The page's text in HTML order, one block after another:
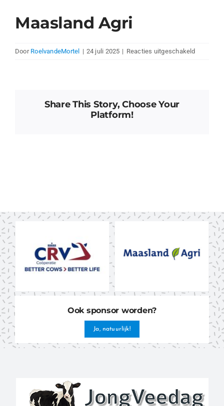
Maasland Agri
Door RoelvandeMortel | 24 juli 2025 | Reacties uitgeschakeldvoor
Share This Story, Choose Your
Platform!
Ook sponsor worden?
Ja, natuurlijk!